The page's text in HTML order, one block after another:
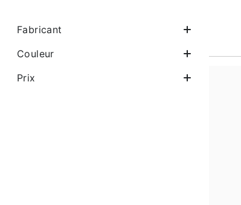
Fabricant
Couleur
Prix